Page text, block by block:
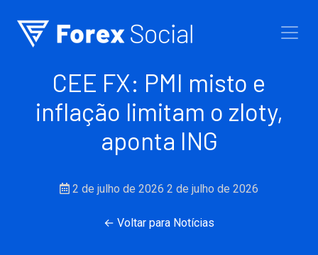
CEE FX: PMI misto e
inflação limitam o zloty,
aponta ING
2 de julho de 2026 2 de julho de 2026
← Voltar para Notícias